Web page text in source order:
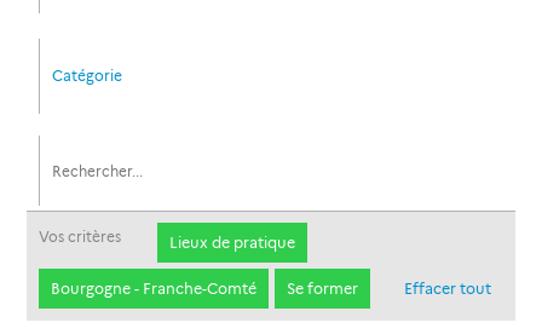
Catégorie
Vos critères Lieux de pratique
Bourgogne - Franche-Comté Se former Effacer tout